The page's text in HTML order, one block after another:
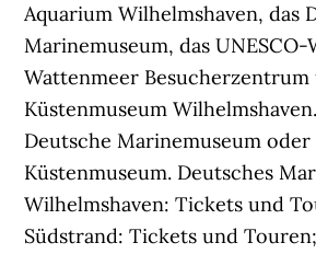
Aquarium Wilhelmshaven, das
Marinemuseum, das
Wattenmeer Besucherzentrum
Küstenmuseum
Deutsche Marinemuseum oder
Küstenmuseum. Deutsches
Wilhelmshaven: Tickets und
Südstrand: Tickets und